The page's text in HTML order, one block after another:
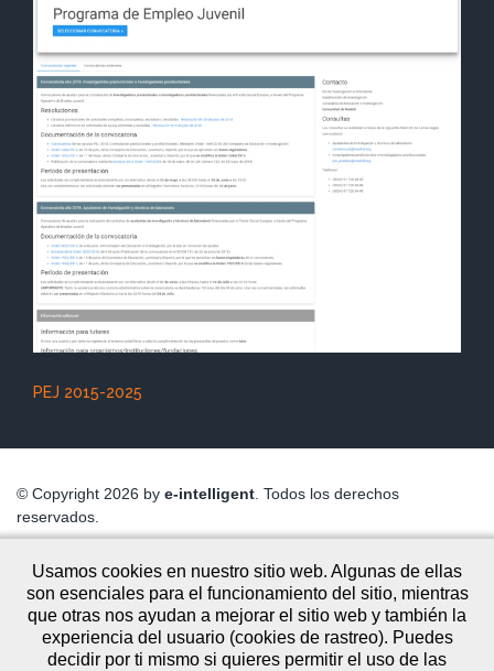
PEJ 2015-2025
© Copyright 2026 by e-intelligent . Todos los derechos
reservados.
Aviso Legal
Politica de Privacidad
Usamos cookies en nuestro sitio web. Algunas de ellas
son esenciales para el funcionamiento del sitio, mientras
que otras nos ayudan a mejorar el sitio web y también la
experiencia del usuario (cookies de rastreo). Puedes
decidir por ti mismo si quieres permitir el uso de las